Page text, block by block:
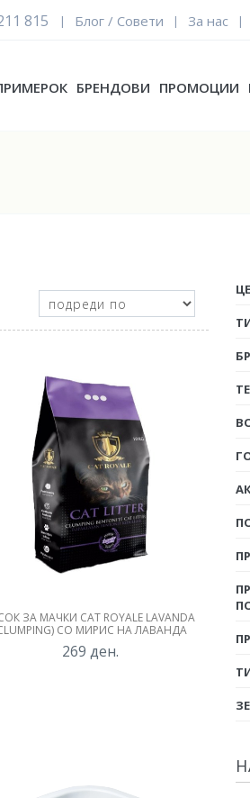
815 | Блог / Совети | За нас |
БРЕНДОВИ ПРОМОЦИИ
ЗА МАЧКИ CAT ROYALE LAVANDA
СО МИРИС НА ЛАВАНДА
269 ден.